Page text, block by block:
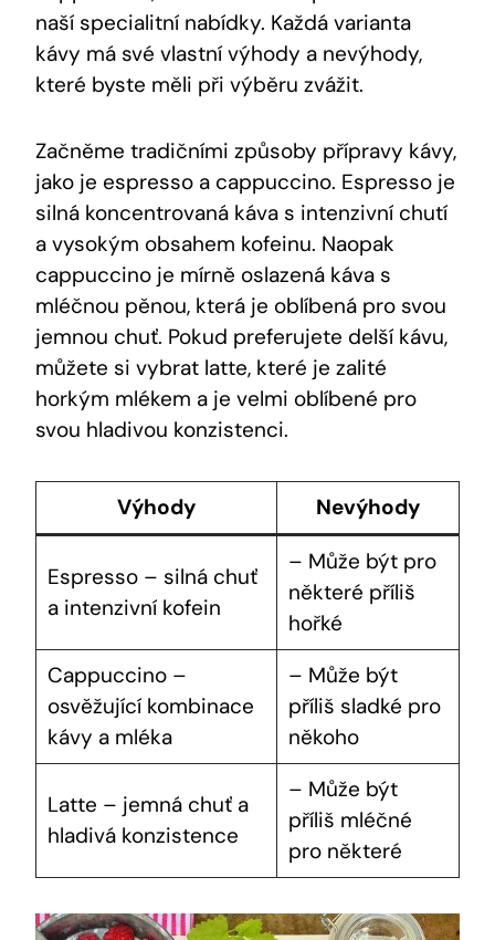
naší specialitní nabídky. Každá varianta
kávy má své vlastní výhody a nevýhody,
které byste měli při výběru zvážit.
Začněme tradičními způsoby přípravy kávy,
jako je espresso a cappuccino. Espresso je
silná koncentrovaná káva s intenzivní chutí
a vysokým obsahem kofeinu. Naopak
cappuccino je mírně oslazená káva s
mléčnou pěnou, která je oblíbená pro svou
jemnou chuť. Pokud preferujete delší kávu,
můžete si vybrat latte, které je zalité
horkým mlékem a je velmi oblíbené pro
svou hladivou konzistenci.
Výhody Nevýhody
Espresso – silná chuť
a intenzivní kofein
– Může být pro
některé příliš
hořké
Cappuccino –
osvěžující kombinace
kávy a mléka
– Může být
příliš sladké pro
někoho
Latte – jemná chuť a
hladivá konzistence
– Může být
příliš mléčné
pro některé